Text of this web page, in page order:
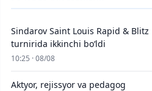
Sindarov Saint Louis Rapid & Blitz
turnirida ikkinchi bo‘ldi
10:25 · 08/08
Aktyor, rejissyor va pedagog